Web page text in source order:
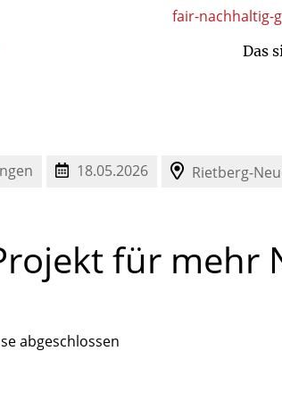
Das
fair-nachhaltig-
18.05.2026 Rietberg-
für mehr
abgeschlossen